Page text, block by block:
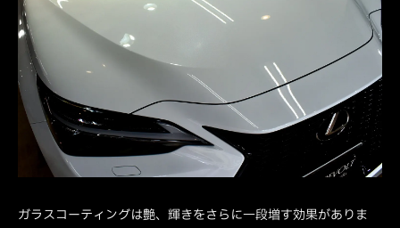
ガラスコーティングは艶、輝きをさらに一段増す効果がありま